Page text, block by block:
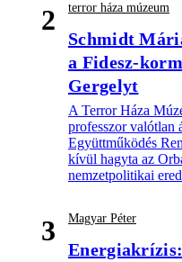
2 terror háza múzeum
Schmidt
a Fidesz-
Gergelyt
A Terror Háza
professzor valótlan
Együttműködés
kívül hagyta az
nemzetpolitikai
3 Magyar Péter